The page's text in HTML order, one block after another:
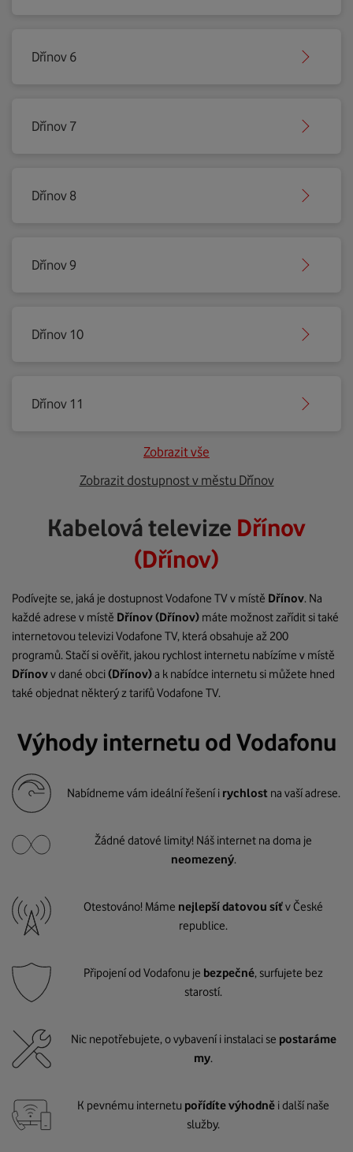
Dřínov 6
Dřínov 7
Dřínov 8
Dřínov 9
Dřínov 10
Dřínov 11
Zobrazit vše
Zobrazit dostupnost v městu Dřínov
Kabelová televize Dřínov
(Dřínov)
Podívejte se, jaká je dostupnost Vodafone TV v místě Dřínov. Na
každé adrese v místě Dřínov(Dřínov) máte možnost zařídit si také
internetovou televizi Vodafone TV, která obsahuje až 200
programů. Stačí si ověřit, jakou rychlost internetu nabízíme v místě
Dřínovv dané obci(Dřínov)a k nabídce internetu si můžete hned
také objednat některý z tarifů Vodafone TV.
Výhody internetu od Vodafonu
Nabídneme vám ideální řešení i rychlost na vaší adrese.
Žádné datové limity! Náš internet na doma je
neomezený.
Otestováno! Máme nejlepší datovou síťv České
republice.
Připojení od Vodafonu je bezpečné, surfujete bez
starostí.
Nic nepotřebujete, o vybavení i instalaci se postaráme
my.
K pevnému internetu pořídíte výhodně i další naše
služby.